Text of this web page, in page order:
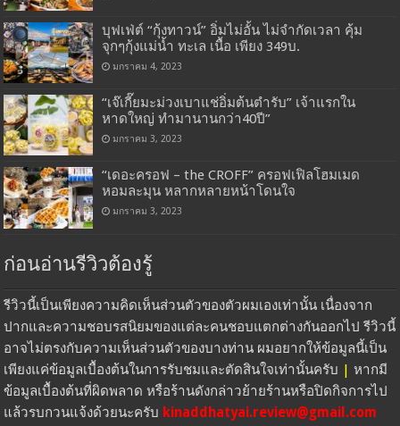
บุฟเฟ่ต์ “กุ้งทาวน์” อิ่มไม่อั้น ไม่จำกัดเวลา คุ้ม
จุกๆกุ้งแม่น้ำ ทะเล เนื้อ เพียง 349บ.
มกราคม 4, 2023
“เจ๊เกี๊ยมะม่วงเบาแช่อิ่มต้นตำรับ” เจ้าแรกใน
หาดใหญ่ ทำมานานกว่า40ปี”
มกราคม 3, 2023
“เดอะครอฟ – the CROFF” ครอฟเฟิลโฮมเมด
หอมละมุน หลากหลายหน้าโดนใจ
มกราคม 3, 2023
ก่อนอ่านรีวิวต้องรู้
รีวิวนี้เป็นเพียงความคิดเห็นส่วนตัวของตัวผมเองเท่านั้น เนื่องจาก
ปากและความชอบรสนิยมของแต่ละคนชอบแตกต่างกันออกไป รีวิวนี้
อาจไม่ตรงกับความเห็นส่วนตัวของบางท่าน ผมอยากให้ข้อมูลนี้เป็น
เพียงแค่ข้อมูลเบื้องต้นในการรับชมและตัดสินใจเท่านั้นครับ | หากมี
ข้อมูลเบื้องต้นที่ผิดพลาด หรือร้านดังกล่าวย้ายร้านหรือปิดกิจการไป
แล้วรบกวนแจ้งด้วยนะครับ kinaddhatyai.review@gmail.com